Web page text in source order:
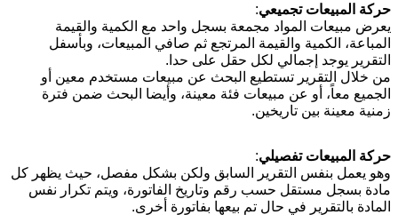
حركة المبيعات تجميعي:
يعرض مبيعات المواد مجمعة بسجل واحد مع الكمية والقيمة
المباعة، الكمية والقيمة المرتجع ثم صافي المبيعات، وبأسفل
التقرير يوجد إجمالي لكل حقل على حدا.
من خلال التقرير تستطيع البحث عن مبيعات مستخدم معين أو
الجميع معاً، أو عن مبيعات فئة معينة، وأيضا البحث ضمن فترة
زمنية معينة بين تاريخين.
حركة المبيعات تفصيلي:
وهو يعمل بنفس التقرير السابق ولكن بشكل مفصل، حيث يظهر كل
مادة بسجل مستقل حسب رقم وتاريخ الفاتورة، ويتم تكرار نفس
المادة بالتقرير في حال تم بيعها بفاتورة أخرى.